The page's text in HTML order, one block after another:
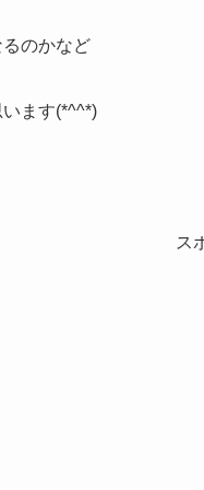
のかなど
ます(*^^*)
ス